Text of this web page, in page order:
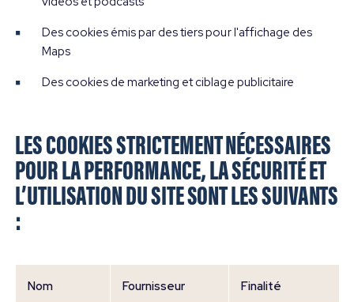
Des cookies émis par des tiers pour l'affichage des
Maps
Des cookies de marketing et ciblage publicitaire
LES COOKIES STRICTEMENT NÉCESSAIRES
POUR LA PERFORMANCE, LA SÉCURITÉ ET
L’UTILISATION DU SITE SONT LES SUIVANTS
:
Nom Fournisseur Finalité